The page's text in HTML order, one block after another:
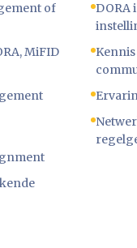
of
MiFID
DORA